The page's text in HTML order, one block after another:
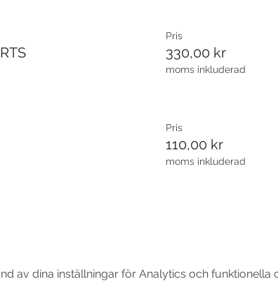
Pris
330,00 kr
moms inkluderad
Pris
110,00 kr
moms inkluderad
av dina inställningar för Analytics och funktionella